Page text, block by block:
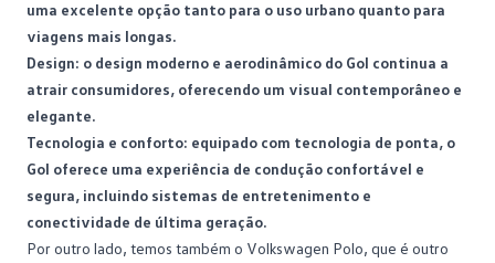
uma excelente opção tanto para o uso urbano quanto para
viagens mais longas.
Design: o design moderno e aerodinâmico do Gol continua a
atrair consumidores, oferecendo um visual contemporâneo e
elegante.
Tecnologia e conforto: equipado com tecnologia de ponta, o
Gol oferece uma experiência de condução confortável e
segura, incluindo sistemas de entretenimento e
conectividade de última geração.
Por outro lado, temos também o Volkswagen Polo, que é outro